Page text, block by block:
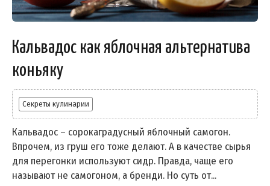
Кальвадос как яблочная альтернатива
коньяку
Секреты кулинарии
Кальвадос – сорокаградусный яблочный самогон.
Впрочем, из груш его тоже делают. А в качестве сырья
для перегонки используют сидр. Правда, чаще его
называют не самогоном, а бренди. Но суть от...